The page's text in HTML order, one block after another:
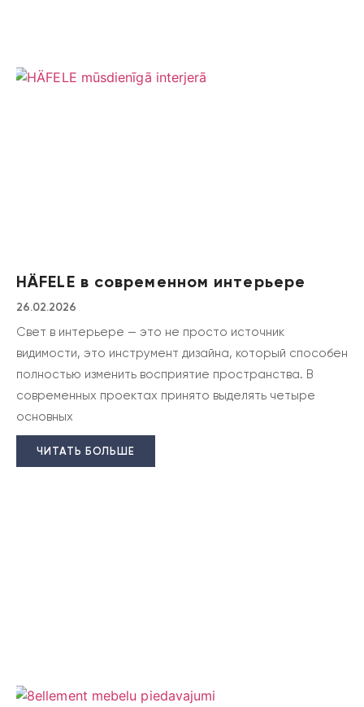
HÄFELE в современном интерьере
26.02.2026
Свет в интерьере — это не просто источник
видимости, это инструмент дизайна, который способен
полностью изменить восприятие пространства. В
современных проектах принято выделять четыре
основных
ЧИТАТЬ БОЛЬШЕ